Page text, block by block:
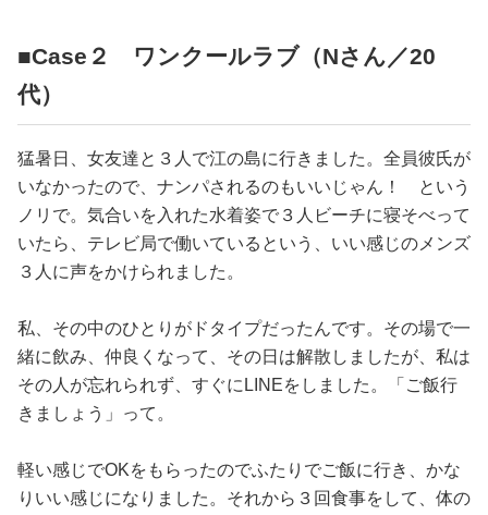
■Case２ ワンクールラブ（Nさん／20
代）
猛暑日、女友達と３人で江の島に行きました。全員彼氏が
いなかったので、ナンパされるのもいいじゃん！ という
ノリで。気合いを入れた水着姿で３人ビーチに寝そべって
いたら、テレビ局で働いているという、いい感じのメンズ
３人に声をかけられました。
私、その中のひとりがドタイプだったんです。その場で一
緒に飲み、仲良くなって、その日は解散しましたが、私は
その人が忘れられず、すぐにLINEをしました。「ご飯行
きましょう」って。
軽い感じでOKをもらったのでふたりでご飯に行き、かな
りいい感じになりました。それから３回食事をして、体の